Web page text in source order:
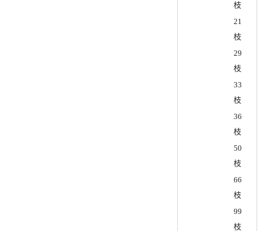
枝
21
枝
29
枝
33
枝
36
枝
50
枝
66
枝
99
枝